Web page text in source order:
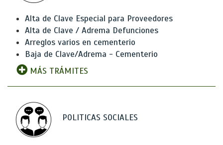
Alta de Clave Especial para Proveedores
Alta de Clave / Adrema Defunciones
Arreglos varios en cementerio
Baja de Clave/Adrema - Cementerio
MÁS TRÁMITES
POLITICAS SOCIALES